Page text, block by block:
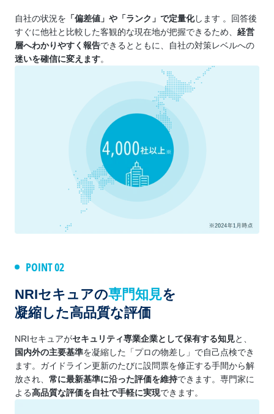
自社の状況を 「偏差値」や「ランク」で定量化します 。回答後
すぐに他社と比較した客観的な現在地が把握できるため、 経営
層へわかりやすく報告できるとともに、自社の対策レベルへの
迷いを確信に変えます。
POINT 02
NRIセキュアの専門知見を
凝縮した高品質な評価
NRIセキュアがセキュリティ専業企業として保有する知見と、
国内外の主要基準を凝縮した「プロの物差し」で自己点検でき
ます。ガイドライン更新のたびに設問票を修正する手間から解
放され、 常に最新基準に沿った評価を維持できます。専門家に
よる高品質な評価を自社で手軽に実現できます。